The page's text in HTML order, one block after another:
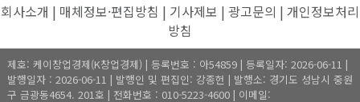
회사소개 | 매체정보·편집방침 | 기사제보 | 광고문의 | 개인정보처리
방침
제호: 케이창업경제(K창업경제) | 등록번호 : 아54859 | 등록일자: 2026-06-11 |
발행일자 : 2026-06-11 | 발행인 및 편집인: 강종헌 | 발행소: 경기도 성남시 중원
구 금광동4654. 201호 | 전화번호 : 010-5223-4600 | 이메일: